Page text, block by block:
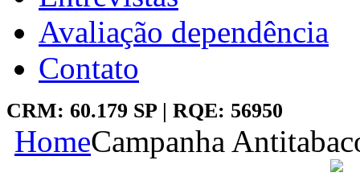
Avaliação dependência
Contato
CRM: 60.179 SP | RQE: 56950
HomeCampanha